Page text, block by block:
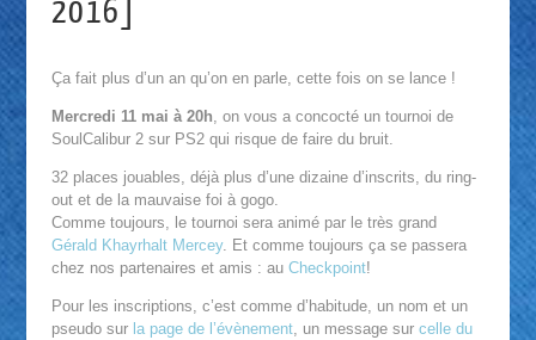
2016]
Ça fait plus d’un an qu’on en parle, cette fois on se lance !
Mercredi 11 mai à 20h, on vous a concocté un tournoi de
SoulCalibur 2 sur PS2 qui risque de faire du bruit.
32 places jouables, déjà plus d’une dizaine d’inscrits, du ring-
out et de la mauvaise foi à gogo.
Comme toujours, le tournoi sera animé par le très grand
Gérald Khayrhalt Mercey. Et comme toujours ça se passera
chez nos partenaires et amis : au Checkpoint!
Pour les inscriptions, c’est comme d’habitude, un nom et un
pseudo sur la page de l’évènement, un message sur celle du